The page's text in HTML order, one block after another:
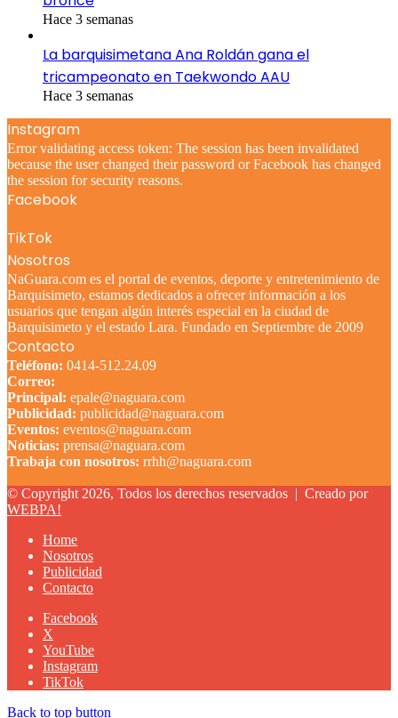
Hace 3 semanas
La barquisimetana Ana Roldán gana el
tricampeonato en Taekwondo AAU
Hace 3 semanas
Instagram
Error validating access token: The session has been invalidated
because the user changed their password or Facebook has changed
the session for security reasons.
Facebook
TikTok
Nosotros
NaGuara.com es el portal de eventos, deporte y entretenimiento de
Barquisimeto, estamos dedicados a ofrecer información a los
usuarios que tengan algún interés especial en la ciudad de
Barquisimeto y el estado Lara. Fundado en Septiembre de 2009
Contacto
Teléfono: 0414-512.24.09
Correo:
Principal: epale@naguara.com
Publicidad: publicidad@naguara.com
Eventos: eventos@naguara.com
Noticias: prensa@naguara.com
Trabaja con nosotros: rrhh@naguara.com
© Copyright 2026, Todos los derechos reservados | Creado por
WEBPA!
Home
Nosotros
Publicidad
Contacto
Facebook
X
YouTube
Instagram
TikTok
Back to top button